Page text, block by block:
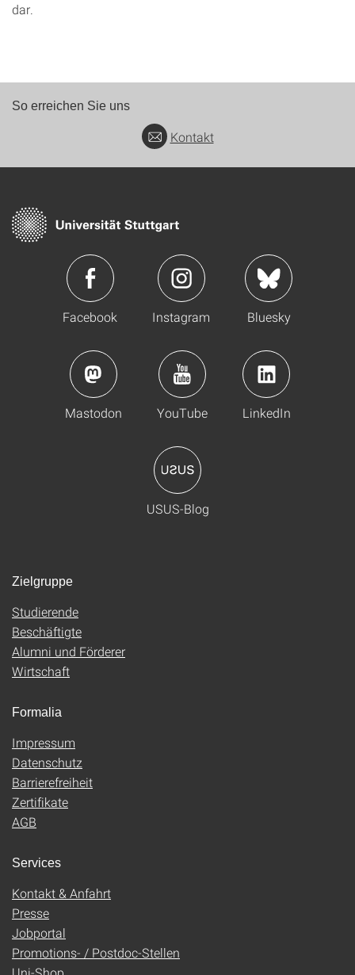
dar.
So erreichen Sie uns
Kontakt
Facebook Instagram Bluesky
Mastodon YouTube LinkedIn
USUS-Blog
Zielgruppe
Studierende
Beschäftigte
Alumni und Förderer
Wirtschaft
Formalia
Impressum
Datenschutz
Barrierefreiheit
Zertifikate
AGB
Services
Kontakt & Anfahrt
Presse
Jobportal
Promotions- / Postdoc-Stellen